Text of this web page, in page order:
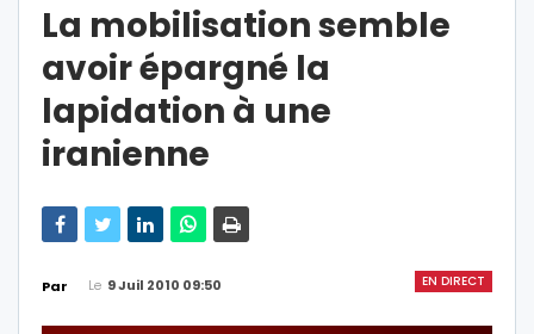
La mobilisation semble
avoir épargné la
lapidation à une
iranienne
EN DIRECT
Par Le 9 Juil 2010 09:50